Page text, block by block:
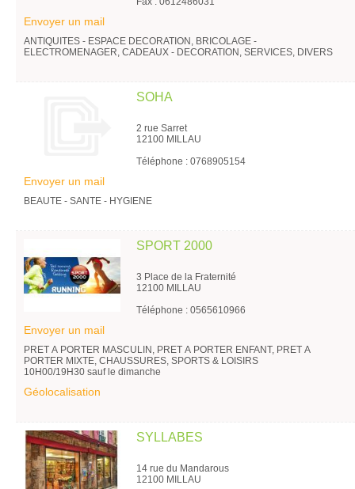
Envoyer un mail
ANTIQUITES - ESPACE DECORATION, BRICOLAGE -
ELECTROMENAGER, CADEAUX - DECORATION, SERVICES, DIVERS
SOHA
2 rue Sarret
12100 MILLAU
Téléphone : 0768905154
Envoyer un mail
BEAUTE - SANTE - HYGIENE
SPORT 2000
3 Place de la Fraternité
12100 MILLAU
Téléphone : 0565610966
Envoyer un mail
PRET A PORTER MASCULIN, PRET A PORTER ENFANT, PRET A
PORTER MIXTE, CHAUSSURES, SPORTS & LOISIRS
10H00/19H30 sauf le dimanche
Géolocalisation
SYLLABES
14 rue du Mandarous
12100 MILLAU